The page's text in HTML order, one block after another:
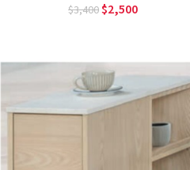
3,400 2,500